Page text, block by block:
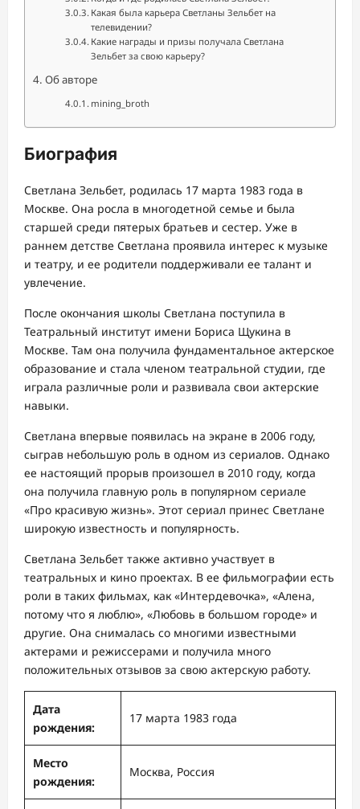
Какая была карьера Светланы Зельбет на
телевидении?
Какие награды и призы получала Светлана
Зельбет за свою карьеру?
Об авторе
mining_broth
Биография
Светлана Зельбет, родилась 17 марта 1983 года в
Москве. Она росла в многодетной семье и была
старшей среди пятерых братьев и сестер. Уже в
раннем детстве Светлана проявила интерес к музыке
и театру, и ее родители поддерживали ее талант и
увлечение.
После окончания школы Светлана поступила в
Театральный институт имени Бориса Щукина в
Москве. Там она получила фундаментальное актерское
образование и стала членом театральной студии, где
играла различные роли и развивала свои актерские
навыки.
Светлана впервые появилась на экране в 2006 году,
сыграв небольшую роль в одном из сериалов. Однако
ее настоящий прорыв произошел в 2010 году, когда
она получила главную роль в популярном сериале
«Про красивую жизнь». Этот сериал принес Светлане
широкую известность и популярность.
Светлана Зельбет также активно участвует в
театральных и кино проектах. В ее фильмографии есть
роли в таких фильмах, как «Интердевочка», «Алена,
потому что я люблю», «Любовь в большом городе» и
другие. Она снималась со многими известными
актерами и режиссерами и получила много
положительных отзывов за свою актерскую работу.
Дата
рождения:
17 марта 1983 года
Место
рождения:
Москва, Россия